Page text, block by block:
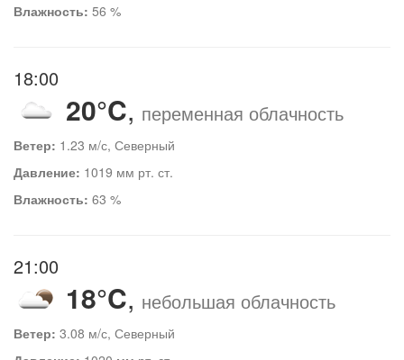
Влажность: 56 %
18:00
20°C, переменная облачность
Ветер: 1.23 м/с, Северный
Давление: 1019 мм рт. ст.
Влажность: 63 %
21:00
18°C, небольшая облачность
Ветер: 3.08 м/с, Северный